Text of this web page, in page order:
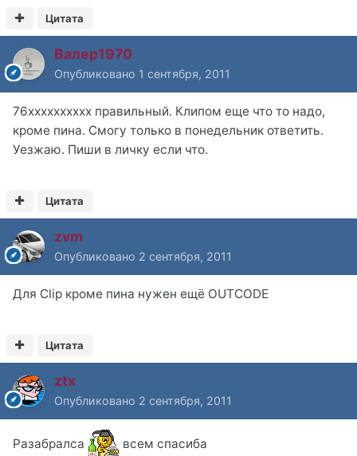
Цитата
Валер1970
Опубликовано 1 сентября, 2011
76хххххххххх правильный. Клипом еще что то надо,
кроме пина. Смогу только в понедельник ответить.
Уезжаю. Пиши в личку если что.
Цитата
zvm
Опубликовано 2 сентября, 2011
Для Clip кроме пина нужен ещё OUTCODE
Цитата
ztx
Опубликовано 2 сентября, 2011
Разабралса всем спасиба